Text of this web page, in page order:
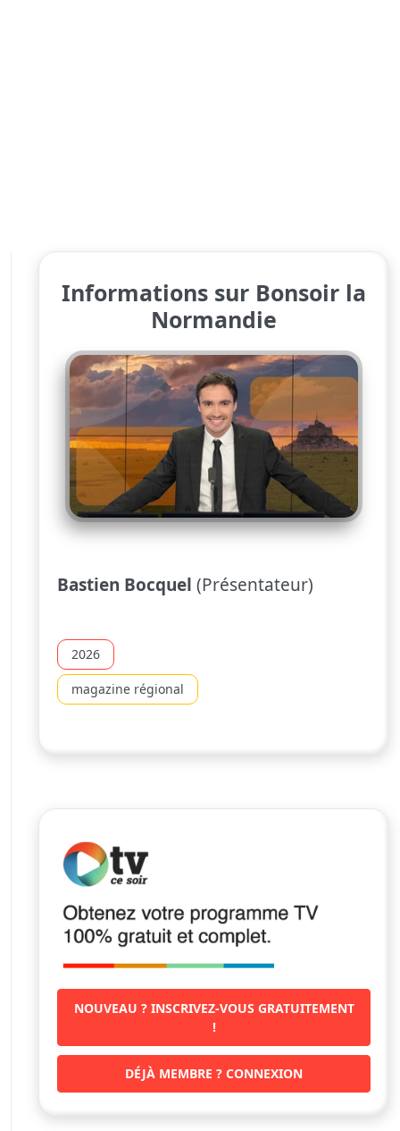
Informations sur Bonsoir la
Normandie
Bastien Bocquel (Présentateur)
2026
magazine régional
NOUVEAU ? INSCRIVEZ-VOUS GRATUITEMENT
!
DÉJÀ MEMBRE ? CONNEXION